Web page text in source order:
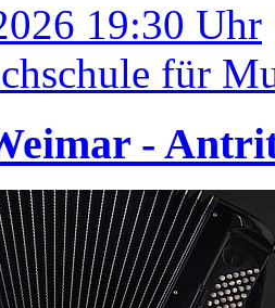
19:30 Uhr
für
-